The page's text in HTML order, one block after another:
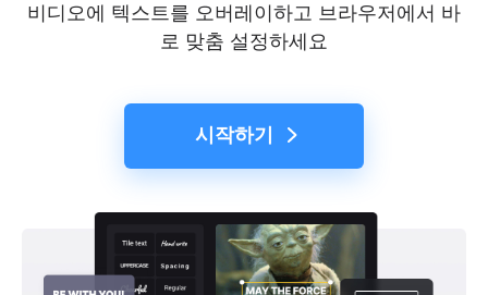
비디오에 텍스트를 오버레이하고 브라우저에서 바
로 맞춤 설정하세요
시작하기